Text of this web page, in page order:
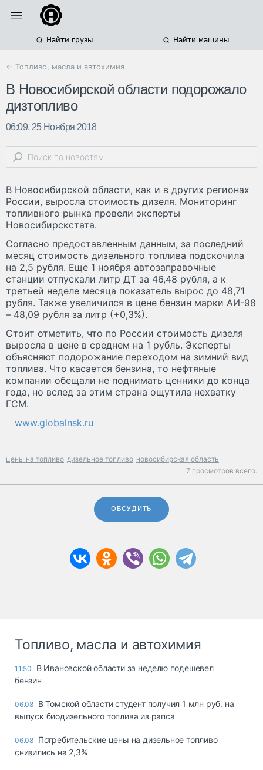
Найти грузы Найти машины
← Топливо, масла и автохимия
В Новосибирской области подорожало
дизтопливо
06:09, 25 Ноября 2018
В Новосибирской области, как и в других регионах
России, выросла стоимость дизеля. Мониторинг
топливного рынка провели эксперты
Новосибирскстата.
Согласно предоставленным данным, за последний
месяц стоимость дизельного топлива подскочила
на 2,5 рубля. Еще 1 ноября автозаправочные
станции отпускали литр ДТ за 46,48 рубля, а к
третьей неделе месяца показатель вырос до 48,71
рубля. Также увеличился в цене бензин марки АИ-98
– 48,09 рубля за литр (+0,3%).
Стоит отметить, что по России стоимость дизеля
выросла в цене в среднем на 1 рубль. Эксперты
объясняют подорожание переходом на зимний вид
топлива. Что касается бензина, то нефтяные
компании обещали не поднимать ценники до конца
года, но вслед за этим страна ощутила нехватку
ГСМ.
www.globalnsk.ru
цены на топливо дизельное топливо новосибирская область
7 просмотров всего.
ОБСУДИТЬ
Топливо, масла и автохимия
11:50
В Ивановской области за неделю подешевел
бензин
06.08 В Томской области студент получил 1 млн руб. на
выпуск биодизельного топлива из рапса
06.08 Потребительские цены на дизельное топливо
снизились на 2,3%